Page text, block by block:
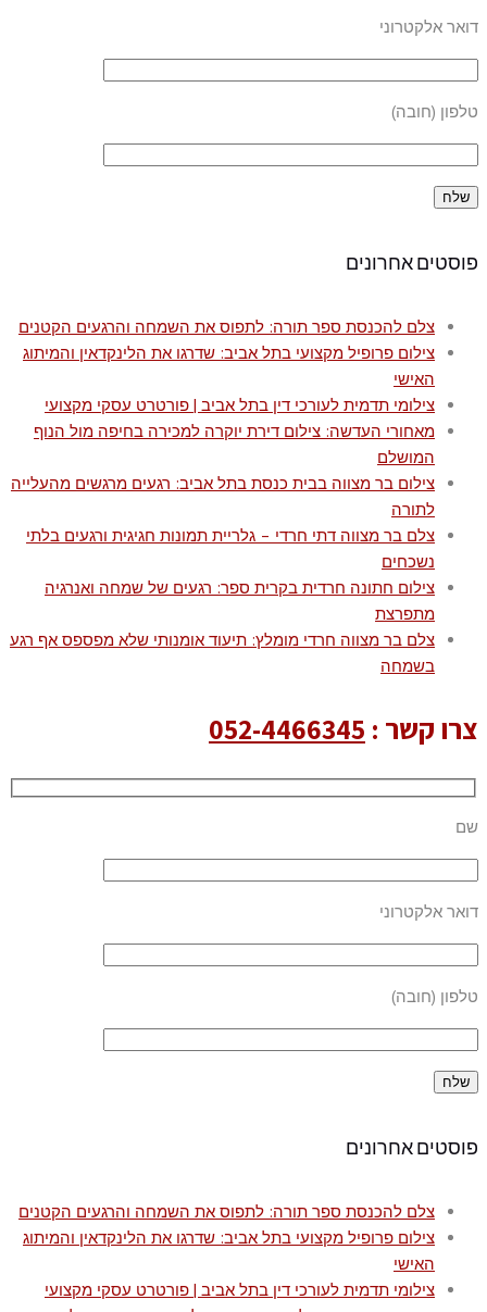
דואר אלקטרוני
טלפון (חובה)
פוסטים אחרונים
צלם להכנסת ספר תורה: לתפוס את השמחה והרגעים הקטנים
צילום פרופיל מקצועי בתל אביב: שדרגו את הלינקדאין והמיתוג
האישי
צילומי תדמית לעורכי דין בתל אביב | פורטרט עסקי מקצועי
מאחורי העדשה: צילום דירת יוקרה למכירה בחיפה מול הנוף
המושלם
צילום בר מצווה בבית כנסת בתל אביב: רגעים מרגשים מהעלייה
לתורה
צלם בר מצווה דתי חרדי – גלריית תמונות חגיגית ורגעים בלתי
נשכחים
צילום חתונה חרדית בקרית ספר: רגעים של שמחה ואנרגיה
מתפרצת
צלם בר מצווה חרדי מומלץ: תיעוד אומנותי שלא מפספס אף רגע
בשמחה
צרו קשר : 052-4466345
שם
דואר אלקטרוני
טלפון (חובה)
פוסטים אחרונים
צלם להכנסת ספר תורה: לתפוס את השמחה והרגעים הקטנים
צילום פרופיל מקצועי בתל אביב: שדרגו את הלינקדאין והמיתוג
האישי
צילומי תדמית לעורכי דין בתל אביב | פורטרט עסקי מקצועי